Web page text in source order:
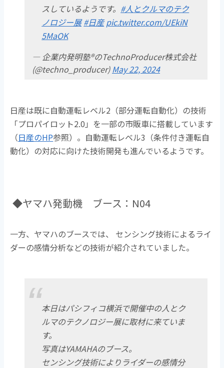
スしているようです。 #人とクルマのテク
ノロジー展 #日産 pic.twitter.com/UEkiN
5MaOK
— 企業内発明塾®のTechnoProducer株式会社
(@techno_producer)May 22, 2024
日産は既に自動運転レベル2（部分運転自動化）の技術
「プロパイロット2.0」を一部の市販車に搭載しています
（日産のHP参照）。自動運転レベル3（条件付き運転自
動化）の対応に向けた技術開発も進んでいるようです。
◆ヤマハ発動機 ブース：N04
一方、ヤマハのブースでは、 センシング技術によるライ
ダーの感情分析などの技術が紹介されていました。
本日はパシフィコ横浜で開催中の人とク
ルマのテクノロジー展に取材に来ていま
す。
写真はYAMAHAのブース。
センシング技術によりライダーの感情分